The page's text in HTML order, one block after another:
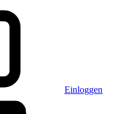
Einloggen